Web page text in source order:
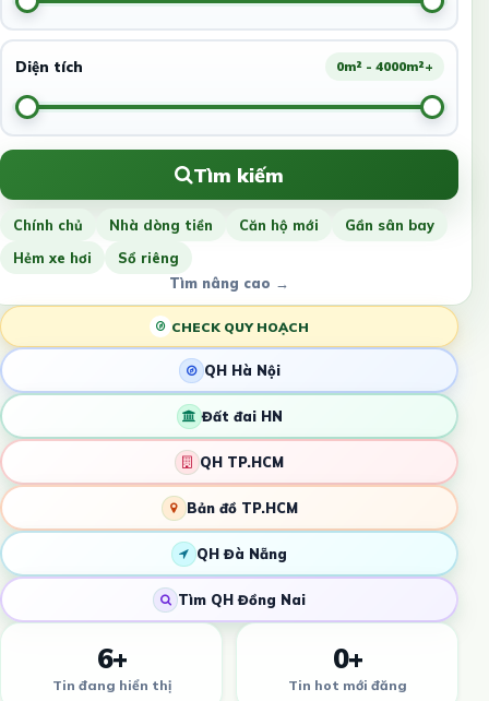
Diện tích 0m² - 4000m²+
Tìm kiếm
Chính chủ Nhà dòng tiền Căn hộ mới
Gần sân bay
Hẻm xe hơi
Sổ riêng
Tìm nâng cao →
CHECK QUY HOẠCH
QH Hà Nội
Đất đai HN
QH TP.HCM
Bản đồ TP.HCM
QH Đà Nẵng
Tìm QH Đồng Nai
6+
Tin đang hiển thị
0+
Tin hot mới đăng